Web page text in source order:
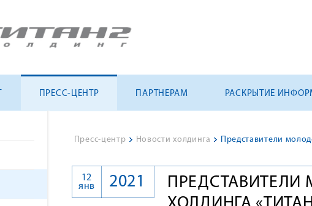
ПРЕСС-ЦЕНТР ПАРТНЕРАМ РАСКРЫТИЕ
Пресс-центр > Новости холдинга >
12
янв
2021